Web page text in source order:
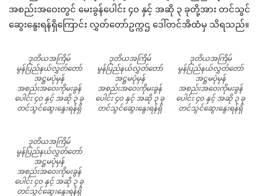
အစည်းအဝေးတွင် မေးခွန်ပေါင်း ၄၀ နှင့် အဆို ၃ ခုတို့အား တင်သွင်
ဆွေးနွေးရန်ရှိကြောင်း လွှတ်တော်ဥက္ကဌ ဒေါ်တင်အိထံမှ သိရသည်။
ဒုတိယအကြိမ်
မွန်ပြည်နယ်လွှတ်တော်
အဋ္ဌမပုံမှန်
အစည်းအဝေးကိုမးခွန်
ပေါင်း ၄၀ နှင့် အဆို ၃ ခု
တင်သွင်ဆွေးနွေးရန်ရှိ
ဒုတိယအကြိမ်
မွန်ပြည်နယ်လွှတ်တော်
အဋ္ဌမပုံမှန်
အစည်းအဝေးကိုမးခွန်
ပေါင်း ၄၀ နှင့် အဆို ၃ ခု
တင်သွင်ဆွေးနွေးရန်ရှိ
ဒုတိယအကြိမ်
မွန်ပြည်နယ်လွှတ်တော်
အဋ္ဌမပုံမှန်
အစည်းအဝေးကိုမးခွန်
ပေါင်း ၄၀ နှင့် အဆို ၃ ခု
တင်သွင်ဆွေးနွေးရန်ရှိ
ဒုတိယအကြိမ်
မွန်ပြည်နယ်လွှတ်တော်
အဋ္ဌမပုံမှန်
အစည်းအဝေးကိုမးခွန်
ပေါင်း ၄၀ နှင့် အဆို ၃ ခု
တင်သွင်ဆွေးနွေးရန်ရှိ